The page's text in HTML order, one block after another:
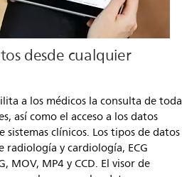
desde cualquier
a los médicos la consulta de toda
así como el acceso a los datos
clínicos. Los tipos de datos
y cardiología, ECG
MOV, MP4 y CCD. El visor de